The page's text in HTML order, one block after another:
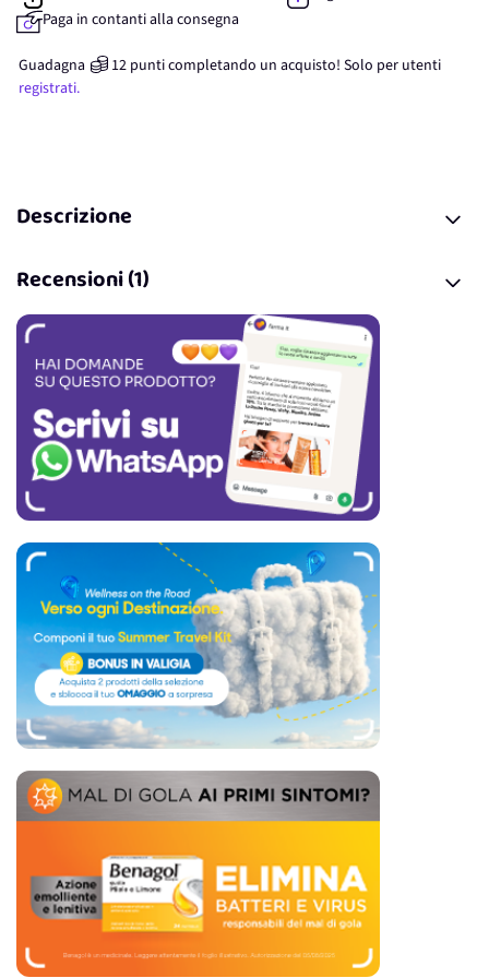
Paga in contanti alla consegna
Guadagna 12 punticompletando un acquisto! Solo per utenti
registrati.
Descrizione
Recensioni (1)